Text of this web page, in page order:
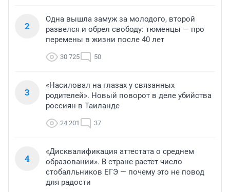
2
Одна вышла замуж за молодого, второй
развелся и обрел свободу: тюменцы — про
перемены в жизни после 40 лет
30 725 50
3
«Насиловал на глазах у связанных
родителей». Новый поворот в деле убийства
россиян в Таиланде
24 201 37
4
«Дисквалификация аттестата о среднем
образовании». В стране растет число
стобалльников ЕГЭ — почему это не повод
для радости